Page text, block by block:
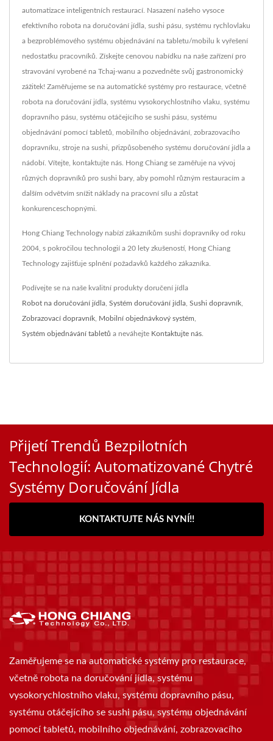
automatizace inteligentních restaurací. Nasazení našeho vysoce
efektivního robota na doručování jídla, sushi pásu, systému rychlovlaku
a bezproblémového systému objednávání na tabletu/mobilu k vyřešení
nedostatku pracovníků. Získejte cenovou nabídku na naše zařízení pro
stravování vyrobené na Tchaj-wanu a pozvedněte svůj gastronomický
zážitek! Zaměřujeme se na automatické systémy pro restaurace, včetně
robota na doručování jídla, systému vysokorychlostního vlaku, systému
dopravního pásu, systému otáčejícího se sushi pásu, systému
objednávání pomocí tabletů, mobilního objednávání, zobrazovacího
dopravníku, stroje na sushi, přizpůsobeného systému doručování jídla a
nádobí. Vítejte, kontaktujte nás. Hong Chiang se zaměřuje na vývoj
různých dopravníků pro sushi bary, aby pomohl různým restauracím a
dalším odvětvím snížit náklady na pracovní sílu a zůstat
konkurenceschopnými.
Hong Chiang Technology nabízí zákazníkům sushi dopravníky od roku
2004, s pokročilou technologií a 20 lety zkušeností, Hong Chiang
Technology zajišťuje splnění požadavků každého zákazníka.
Podívejte se na naše kvalitní produkty doručení jídla
Robot na doručování jídla, Systém doručování jídla, Sushi dopravník,
Zobrazovací dopravník, Mobilní objednávkový systém,
Systém objednávání tabletů a neváhejte Kontaktujte nás.
Přijetí Trendů Bezpilotních
Technologií: Automatizované Chytré
Systémy Doručování Jídla
KONTAKTUJTE NÁS NYNÍ!!
Zaměřujeme se na automatické systémy pro restaurace,
včetně robota na doručování jídla, systému
vysokorychlostního vlaku, systému dopravního pásu,
systému otáčejícího se sushi pásu, systému objednávání
pomocí tabletů, mobilního objednávání, zobrazovacího